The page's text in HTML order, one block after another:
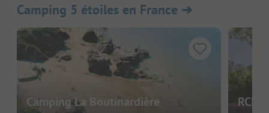
Camping 5 étoiles en France ➔
Camping La Boutinardière RCN